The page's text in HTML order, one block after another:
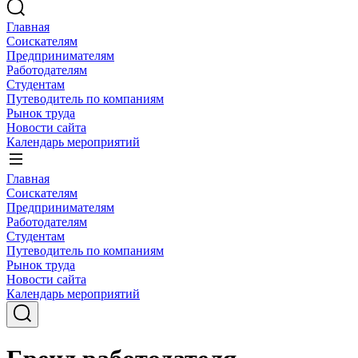
Главная
Соискателям
Предпринимателям
Работодателям
Студентам
Путеводитель по компаниям
Рынок труда
Новости сайта
Календарь мероприятий
Главная
Соискателям
Предпринимателям
Работодателям
Студентам
Путеводитель по компаниям
Рынок труда
Новости сайта
Календарь мероприятий